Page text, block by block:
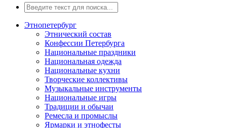
Этнопетербург
Этнический состав
Конфессии Петербурга
Национальные праздники
Национальная одежда
Национальные кухни
Творческие коллективы
Музыкальные инструменты
Национальные игры
Традиции и обычаи
Ремесла и промыслы
Ярмарки и этнофесты